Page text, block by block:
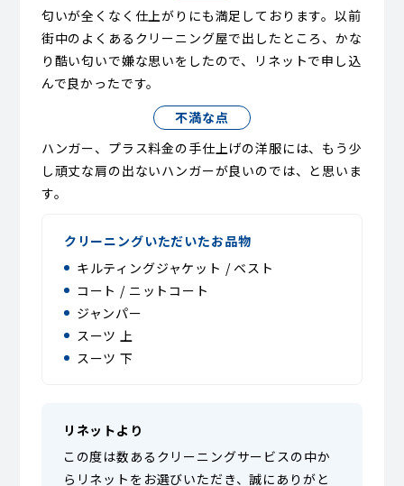
匂いが全くなく仕上がりにも満足しております。以前
街中のよくあるクリーニング屋で出したところ、かな
り酷い匂いで嫌な思いをしたので、リネットで申し込
んで良かったです。
不満な点
ハンガー、プラス料金の手仕上げの洋服には、もう少
し頑丈な肩の出ないハンガーが良いのでは、と思いま
す。
クリーニングいただいたお品物
キルティングジャケット / ベスト
コート / ニットコート
ジャンパー
スーツ 上
スーツ 下
リネットより
この度は数あるクリーニングサービスの中か
らリネットをお選びいただき、誠にありがと